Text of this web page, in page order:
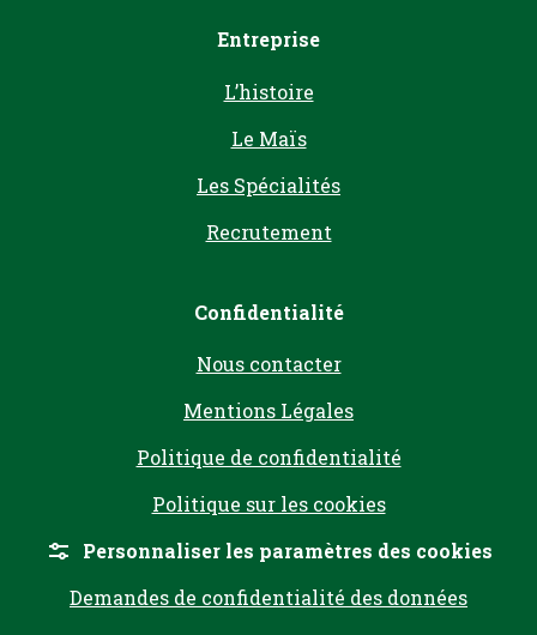
Entreprise
L’histoire
Le Maïs
Les Spécialités
Recrutement
Confidentialité
Nous contacter
Mentions Légales
Politique de confidentialité
Politique sur les cookies
Personnaliser les paramètres des cookies
Demandes de confidentialité des données